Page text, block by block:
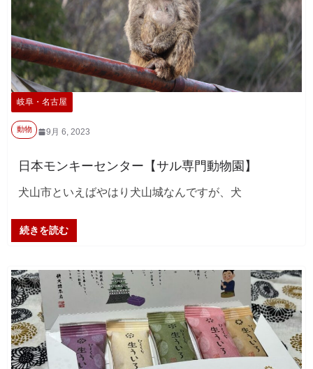
岐阜・名古屋
9月 6, 2023
動物
日本モンキーセンター【サル専門動物園】
犬山市といえばやはり犬山城なんですが、犬
続きを読む